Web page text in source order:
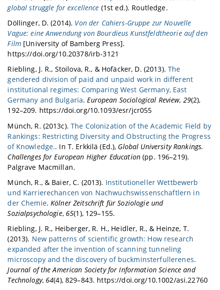
global struggle for excellence (1st ed.). Routledge.
Döllinger, D. (2014). Von der Cahiers-Gruppe zur Nouvelle
Vague: eine Anwendung von Bourdieus Kunstfeldtheorie auf den
Film[University of Bamberg Press].
https://doi.org/10.20378/irb-3121
Riebling, J. R., Stoilova, R., & Hofäcker, D. (2013). The
gendered division of paid and unpaid work in different
institutional regimes: Comparing West Germany, East
Germany and Bulgaria.European Sociological Review, 29(2),
192–209. https://doi.org/10.1093/esr/jcr055
Münch, R. (2013c).The Colonization of the Academic Field by
Rankings: Restricting Diversity and Obstructing the Progress
of Knowledge.. In T. Erkkilä (Ed.), Global University Rankings.
Challenges for European Higher Education (pp. 196–219).
Palgrave Macmillan.
Münch, R., & Baier, C. (2013). Institutioneller Wettbewerb
und Karrierechancen von Nachwuchswissenschaftlern in
der Chemie. Kölner Zeitschrift für Soziologie und
Sozialpsychologie, 65(1), 129–155.
Riebling, J. R., Heiberger, R. H., Heidler, R., & Heinze, T.
(2013). New patterns of scientific growth: How research
expanded after the invention of scanning tunneling
microscopy and the discovery of buckminsterfullerenes.
Journal of the American Society for Information Science and
Technology, 64(4), 829–843. https://doi.org/10.1002/asi.22760